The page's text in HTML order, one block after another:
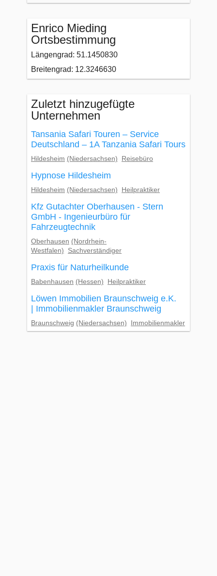
Enrico Mieding
Ortsbestimmung
Längengrad: 51.1450830
Breitengrad: 12.3246630
Zuletzt hinzugefügte
Unternehmen
Tansania Safari Touren – Service
Deutschland – 1A Tanzania Safari Tours
Hildesheim (Niedersachsen) Reisebüro
Hypnose Hildesheim
Hildesheim (Niedersachsen) Heilpraktiker
Kfz Gutachter Oberhausen - Stern
GmbH - Ingenieurbüro für
Fahrzeugtechnik
Oberhausen (Nordrhein-
Westfalen)
Sachverständiger
Praxis für Naturheilkunde
Babenhausen (Hessen) Heilpraktiker
Löwen Immobilien Braunschweig e.K.
| Immobilienmakler Braunschweig
Braunschweig (Niedersachsen) Immobilienmakler